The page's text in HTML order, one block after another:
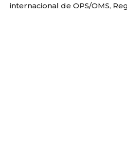
internacional de OPS/OMS,